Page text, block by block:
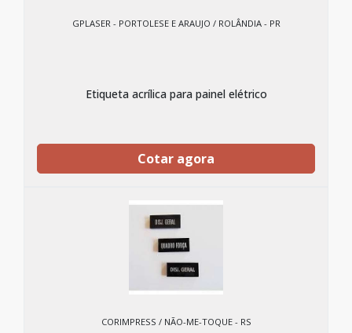
GPLASER - PORTOLESE E ARAUJO / ROLÂNDIA - PR
Etiqueta acrílica para painel elétrico
Cotar agora
CORIMPRESS / NÃO-ME-TOQUE - RS